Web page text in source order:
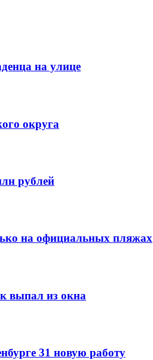
на улице
округа
рублей
на официальных пляжах
выпал из окна
31 новую работу